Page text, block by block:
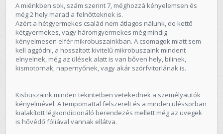
A miénkben sok, szám szerint 7, méghozzá kényelemsen és
még 2 hely marad a felnőtteknek is.
Azért a hétgyermekes család nem átlagos nálunk, de kettő
kétgyermekes, vagy háromgyermekes még mindig
kényelmesen elfér mikrobuszainkban. A csomagok miatt sem
kell aggódni, a hosszított kivitelű mikrobuszaink mindent
elnyelnek, még az ülések alatt is van bőven hely, bilinek,
kismotornak, napernyőnek, vagy akár szörfvitorlának is.
Kisbuszaink minden tekintetben vetekednek a személyautók
kényelmével. A tempomattal felszerelt és a minden üléssorban
kialakított légkondícionáló berendezés mellett még az üvegek
is hővédő fóliával vannak ellátva.